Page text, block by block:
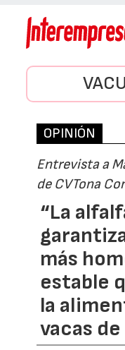
OPINIÓN
Entrevista a
de CVTona
“La
más
estable
la
vacas